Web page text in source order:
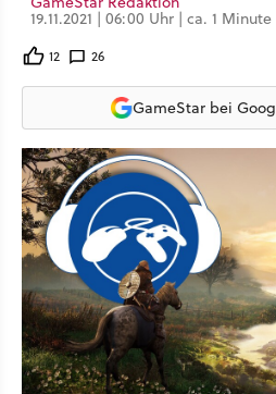
19.11.2021 | 06:00 Uhr | ca. 1
12 26
GameStar bei